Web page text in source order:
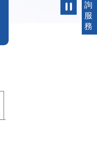
詢
服
務